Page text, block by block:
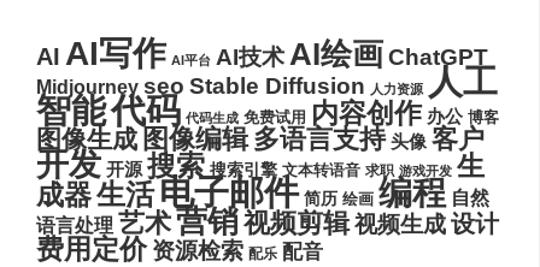
AI AI写作 AI平台 AI技术AI绘画ChatGPT
Midjourney seo Stable Diffusion 人力资源 人工
智能代码 代码生成 免费试用 内容创作 办公 博客
图像生成 图像编辑 多语言支持 头像 客户
开发 开源 搜索 搜索引擎 文本转语音 求职 游戏开发 生
成器生活电子邮件 简历 绘画 编程 自然
语言处理 艺术营销视频剪辑视频生成设计
费用定价 资源检索 配乐 配音